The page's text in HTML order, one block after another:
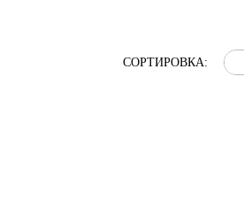
СОРТИРОВКА: